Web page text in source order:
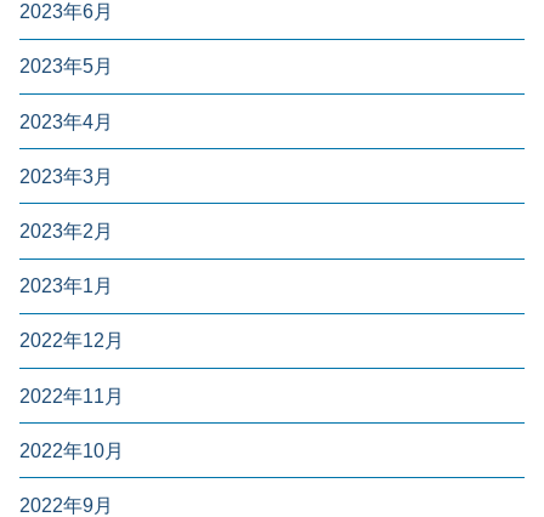
2023年6月
2023年5月
2023年4月
2023年3月
2023年2月
2023年1月
2022年12月
2022年11月
2022年10月
2022年9月